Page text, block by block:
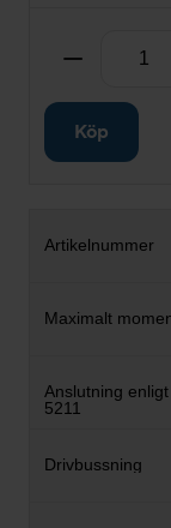
Ta bort
Köp